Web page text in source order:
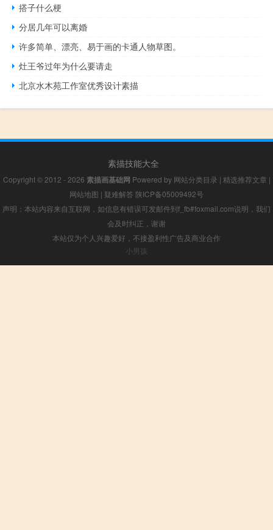
搭子什么梗
分居几年可以离婚
许多简单、漂亮、易于画的卡通人物草图。
灶王爷过年为什么要请走
北京水木苑工作室优秀设计素描
素描技能大全
Copyright © 2012 - 2026 素描画基础网 Powered by 网站分类目录 | 精选推荐文章 |
网站地图 | 疑难解答 陕ICP备05009492号
声明：本站内容来自互联网，如信息有错误可发邮件到f_fb#foxmail.com说明，我们
会及时纠正，谢谢
本站仅为个人兴趣爱好，不接盈利性广告及商业合作
小男孩